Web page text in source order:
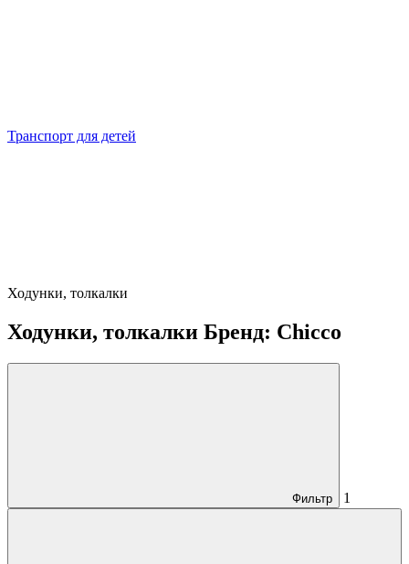
Транспорт для детей
Ходунки, толкалки
Ходунки, толкалки Бренд: Chicco
Фильтр 1